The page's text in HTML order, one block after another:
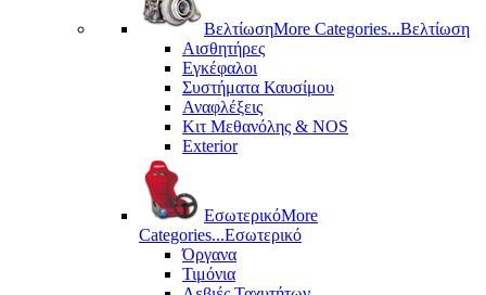
ΒελτίωσηMore Categories...Βελτίωση
Αισθητήρες
Εγκέφαλοι
Συστήματα Καυσίμου
Αναφλέξεις
Κιτ Μεθανόλης & ΝΟS
Exterior
ΕσωτερικόMore
Categories...Εσωτερικό
Όργανα
Τιμόνια